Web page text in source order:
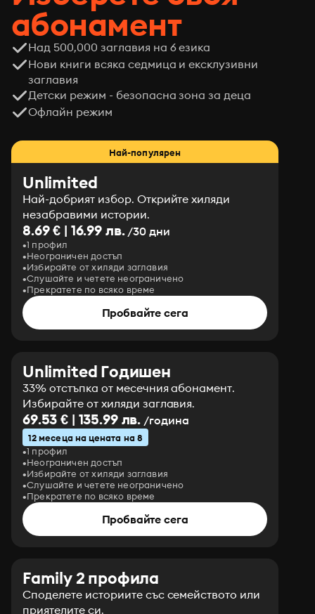
абонамент
Над 500,000 заглавия на 6 езика
Нови книги всяка седмица и ексклузивни
заглавия
Детски режим - безопасна зона за деца
Офлайн режим
Най-популярен
Unlimited
Най-добрият избор. Открийте хиляди
незабравими истории.
8.69 € | 16.99 лв./30 дни
1 профил
Неограничен достъп
Избирайте от хиляди заглавия
Слушайте и четете неограничено
Прекратете по всяко време
Пробвайте сега
Unlimited Годишен
33% отстъпка от месечния абонамент.
Избирайте от хиляди заглавия.
69.53 € | 135.99 лв. /година
12 месеца на цената на 8
1 профил
Неограничен достъп
Избирайте от хиляди заглавия
Слушайте и четете неограничено
Прекратете по всяко време
Пробвайте сега
Family 2 профила
Споделете историите със семейството или
приятелите си.